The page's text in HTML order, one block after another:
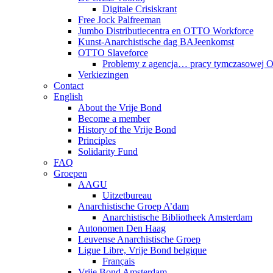
Digitale Crisiskrant
Free Jock Palfreeman
Jumbo Distributiecentra en OTTO Workforce
Kunst-Anarchistische dag BAJeenkomst
OTTO Slaveforce
Problemy z agencja… pracy tymczasowej
Verkiezingen
Contact
English
About the Vrije Bond
Become a member
History of the Vrije Bond
Principles
Solidarity Fund
FAQ
Groepen
AAGU
Uitzetbureau
Anarchistische Groep A’dam
Anarchistische Bibliotheek Amsterdam
Autonomen Den Haag
Leuvense Anarchistische Groep
Ligue Libre, Vrije Bond belgique
Français